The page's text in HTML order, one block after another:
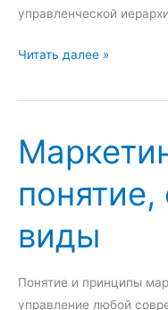
н
т
е
в
и
д
управленческой
О
у
е
н
и
е
п
р
с
Читать далее »
виды
Понятие и принципы
управление любой